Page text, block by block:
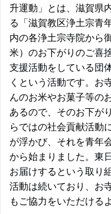
升運動」とは、滋賀県
る「滋賀教区浄土宗青
内の各浄土宗寺院から
米）のお下がりのご喜
支援活動をしている団
くという活動です。お
んのお米やお菓子等の
あるので、そのお下が
らではの社会貢献活動
が浮かび、それを青年
から始まりました。東
お届けするという取り
活動は続いており、お
もご協力をいただける